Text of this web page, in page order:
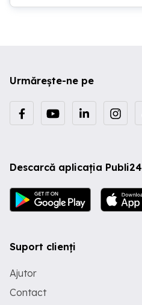
Urmărește-ne pe
Descarcă aplicația Publi24
Suport clienți
Ajutor
Contact